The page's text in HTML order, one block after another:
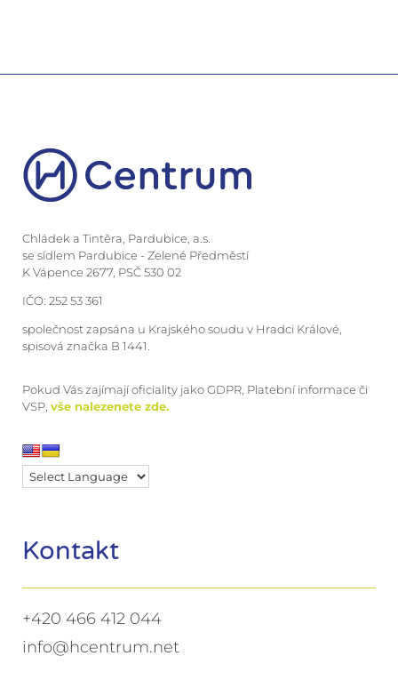
Chládek a Tintěra, Pardubice, a.s.
se sídlem Pardubice - Zelené Předměstí
K Vápence 2677, PSČ 530 02
IČO: 252 53 361
společnost zapsána u Krajského soudu v Hradci Králové,
spisová značka B 1441.
Pokud Vás zajímají oficiality jako GDPR, Platební informace či
VSP, vše nalezenete zde.
Kontakt
+420 466 412 044
info@hcentrum.net